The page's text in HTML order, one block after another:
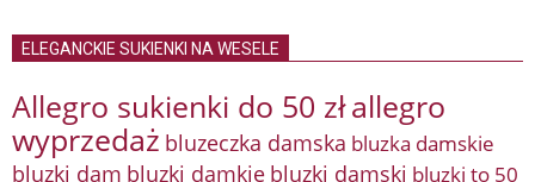
ELEGANCKIE SUKIENKI NA WESELE
Allegro sukienki do 50 złallegro
wyprzedaż bluzeczka damska bluzka damskie
bluzki dam bluzki damkie bluzki damski bluzki to 50